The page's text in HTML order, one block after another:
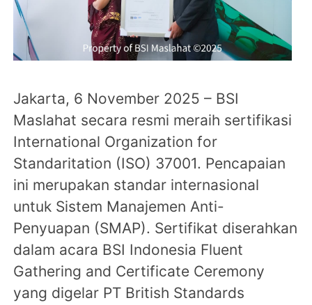
Jakarta, 6 November 2025 – BSI
Maslahat secara resmi meraih sertifikasi
International Organization for
Standaritation (ISO) 37001. Pencapaian
ini merupakan standar internasional
untuk Sistem Manajemen Anti-
Penyuapan (SMAP). Sertifikat diserahkan
dalam acara BSI Indonesia Fluent
Gathering and Certificate Ceremony
yang digelar PT British Standards